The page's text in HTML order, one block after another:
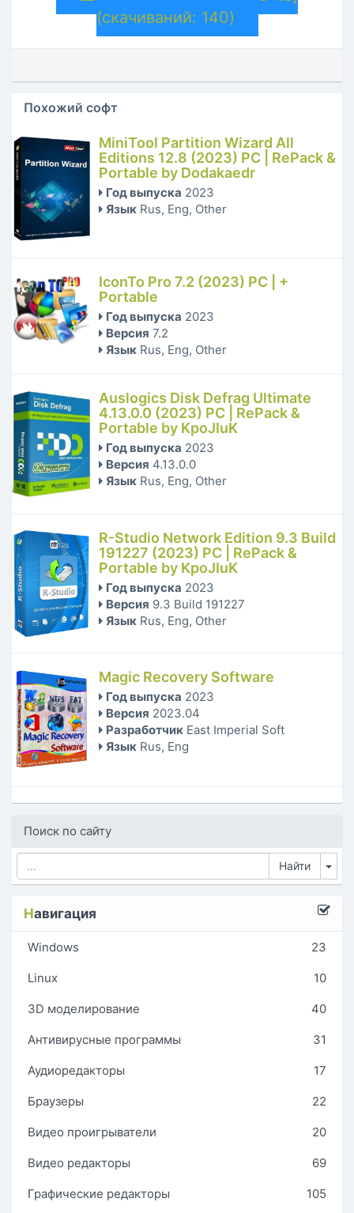
(cкачиваний: 140)
Похожий софт
MiniTool Partition Wizard All
Editions 12.8 (2023) PC | RePack &
Portable by Dodakaedr
Год выпуска 2023
Язык Rus, Eng, Other
IconTo Pro 7.2 (2023) PC | +
Portable
Год выпуска 2023
Версия 7.2
Язык Rus, Eng, Other
Auslogics Disk Defrag Ultimate
4.13.0.0 (2023) РС | RePack &
Portable by KpoJIuK
Год выпуска 2023
Версия 4.13.0.0
Язык Rus, Eng, Other
R-Studio Network Edition 9.3 Build
191227 (2023) PC | RePack &
Portable by KpoJIuK
Год выпуска 2023
Версия 9.3 Build 191227
Язык Rus, Eng, Other
Magic Recovery Software
Год выпуска 2023
Версия 2023.04
Разработчик East Imperial Soft
Язык Rus, Eng
Поиск по сайту
Навигация
Windows 23
Linux 10
3D моделирование 40
Антивирусные программы 31
Аудиоредакторы 17
Браузеры 22
Видео проигрыватели 20
Видео редакторы 69
Графические редакторы 105